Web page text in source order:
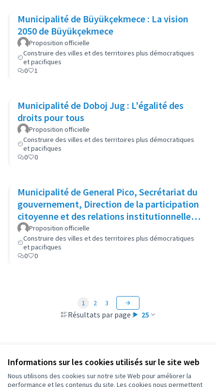
Informations sur les cookies utilisés sur le site web
Nous utilisons des cookies sur notre site Web pour améliorer la
performance et les contenus du site. Les cookies nous permettent
Municipalité de Büyükçekmece : La vision
2050 de Büyükçekmece
Proposition officielle
Construire des villes et des territoires plus démocratiques
et pacifiques
0
1
Municipalité de Doboj Jug : L'égalité des
droits pour tous
Proposition officielle
Construire des villes et des territoires plus démocratiques
et pacifiques
0
0
Municipalité de General Pico, Secrétariat du
gouvernement, Direction de la participation
citoyenne et des relations institutionnelles :
Cabinet ouvert
Proposition officielle
Construire des villes et des territoires plus démocratiques
et pacifiques
0
0
Résultats par page : 25
1 2 3
Conditions d'utilisation
Paramètres des cookies
OIDP sur XOIDP sur Facebook
OIDP sur YouTube